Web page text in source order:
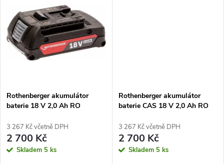
ů
ů
Díky...
Rothenberger akumulátor
baterie 18 V 2,0 Ah RO
3 267 Kč včetně DPH
2 700 Kč
Skladem 5 ks
Rothenberger akumulátor
baterie CAS 18 V 2,0 Ah RO
3 267 Kč včetně DPH
2 700 Kč
Skladem 5 ks